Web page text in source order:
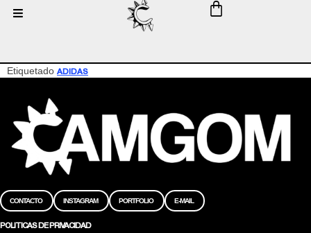
Etiquetado ADIDAS
CONTACTO INSTAGRAM PORTFOLIO E-MAIL
POLITICAS DE PRIVACIDAD